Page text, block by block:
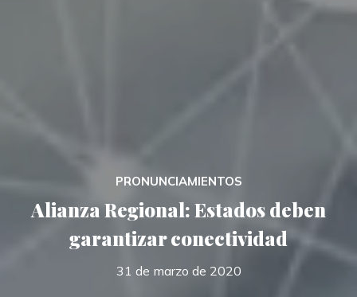
PRONUNCIAMIENTOS
Alianza Regional: Estados deben
garantizar conectividad
31 de marzo de 2020